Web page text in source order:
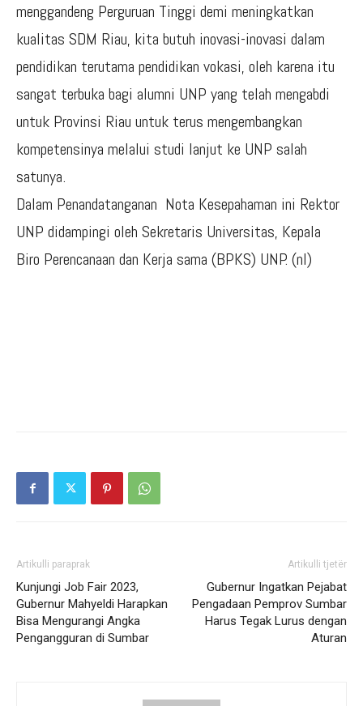
menggandeng Perguruan Tinggi demi meningkatkan
kualitas SDM Riau, kita butuh inovasi-inovasi dalam
pendidikan terutama pendidikan vokasi, oleh karena itu
sangat terbuka bagi alumni UNP yang telah mengabdi
untuk Provinsi Riau untuk terus mengembangkan
kompetensinya melalui studi lanjut ke UNP salah
satunya.
Dalam Penandatanganan Nota Kesepahaman ini Rektor
UNP didampingi oleh Sekretaris Universitas, Kepala
Biro Perencanaan dan Kerja sama (BPKS) UNP. (nl)
Artikulli paraprak
Kunjungi Job Fair 2023,
Gubernur Mahyeldi Harapkan
Bisa Mengurangi Angka
Pengangguran di Sumbar
Artikulli tjetër
Gubernur Ingatkan Pejabat
Pengadaan Pemprov Sumbar
Harus Tegak Lurus dengan
Aturan